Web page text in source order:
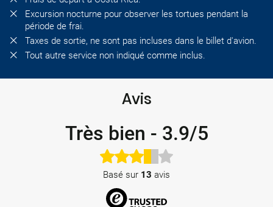
Excursion nocturne pour observer les tortues pendant la
période de frai.
Taxes de sortie, ne sont pas incluses dans le billet d'avion.
Tout autre service non indiqué comme inclus.
Avis
Très bien - 3.9/5
Basé sur 13 avis